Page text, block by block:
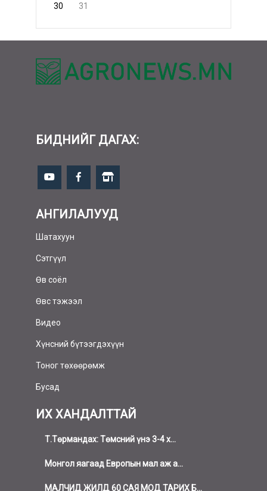
30 31
БИДНИЙГ ДАГАХ:
АНГИЛАЛУУД
Шатахуун
Сэтгүүл
Өв соёл
Өвс тэжээл
Видео
Хүнсний бүтээгдэхүүн
Тоног төхөөрөмж
Бусад
ИХ ХАНДАЛТТАЙ
Т.Төрмандах: Төмсний үнэ 3-4 х...
Монгол яагаад Европын мал аж а...
МАЛЧИД ЖИЛД 60 САЯ МОД ТАРИХ Б...